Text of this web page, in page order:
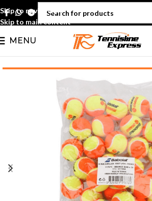
Skip to navigation
Skip to main content
MENU